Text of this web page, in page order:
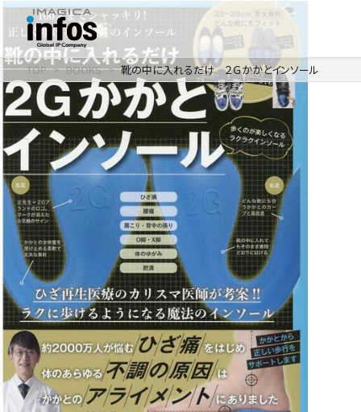
IP / MEDIA
事業紹介 TOP
出版事業
ライトアニメ事業
メディア事業
イベント事業／
配信事業
アパレル事業
COMPANY
会社情報 TOP
企業理念
会社概要
アクセス
沿革
RECRUIT
採用情報 TOP
新卒採用
中途・
アルバイト採用
よくあるご質問
ONLINE SHOP
TOP BOOKS 靴の中に入れるだけ ２Ｇかかとインソール